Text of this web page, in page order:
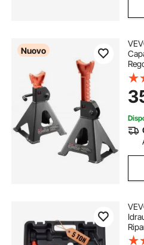
Nuovo
in